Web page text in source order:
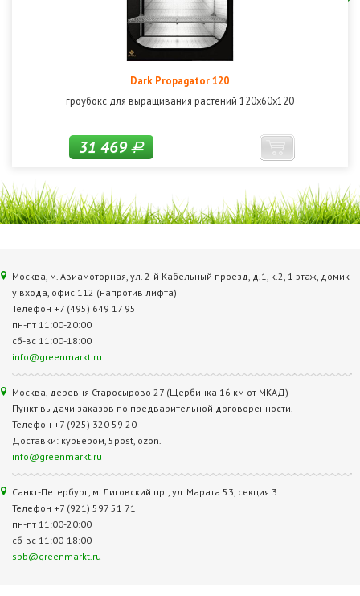
Dark Propagator 120
гроубокс для выращивания растений 120x60x120
31 469Р
Москва, м. Авиамоторная, ул. 2‑й Кабельный проезд, д.1, к.2, 1 этаж, домик
у входа, офис 112 (напротив лифта)
Телефон +7 (495) 649 17 95
пн-пт 11:00-20:00
сб-вс 11:00-18:00
info@greenmarkt.ru
Москва, деревня Старосырово 27 (Щербинка 16 км от МКАД)
Пункт выдачи заказов по предварительной договоренности.
Телефон +7 (925) 320 59 20
Доставки: курьером, 5post, ozon.
info@greenmarkt.ru
Санкт-Петербург, м. Лиговский пр., ул. Марата 53, секция 3
Телефон +7 (921) 597 51 71
пн-пт 11:00-20:00
сб-вс 11:00-18:00
spb@greenmarkt.ru